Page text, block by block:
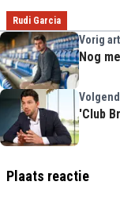
Rudi Garcia
Vorig
Nog
'Club
Plaats reactie